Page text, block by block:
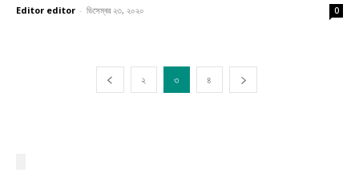
Editor editor - ডিসেম্বর ২৩, ২০২০ 0
২ ৩ ৪